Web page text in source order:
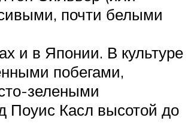
почти белыми
и в Японии. В культуре
побегами,
зелеными
Поуис Касл высотой до